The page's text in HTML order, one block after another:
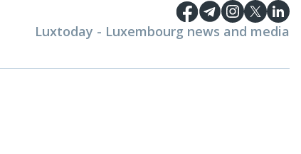
Luxtoday - Luxembourg news and media